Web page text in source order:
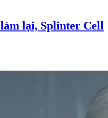
lại, Splinter Cell